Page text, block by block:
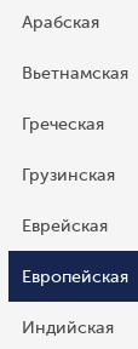
Арабская
Вьетнамская
Греческая
Грузинская
Еврейская
Европейская
Индийская